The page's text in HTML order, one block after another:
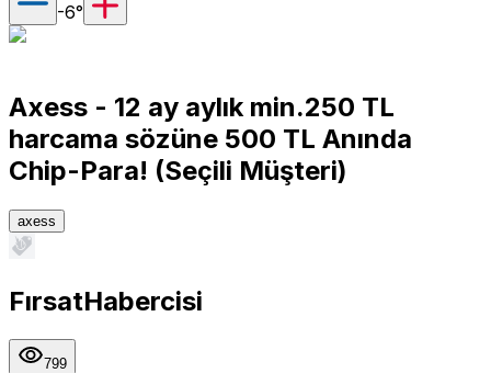
-6°
Axess - 12 ay aylık min.250 TL
harcama sözüne 500 TL Anında
Chip-Para! (Seçili Müşteri)
axess
FırsatHabercisi
799